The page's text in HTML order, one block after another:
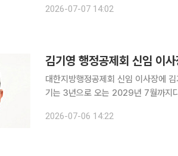
망이다. 7일 투자은행(IB) 업계에
2026-07-07 14:02
김기영 행정공제회 신임 이
대한지방행정공제회 신임 이사장에
기는 3년으로 오는 2029년 7월까지다. 신임 김기영 이사장은 대전 명석고와 고려대 지질학
한 후 국무조정실 행정정책과장, 대통
2026-07-06 14:22